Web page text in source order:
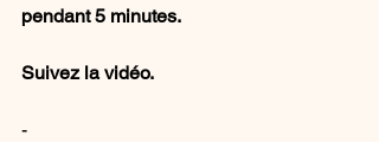
pendant 5 minutes.
Suivez la vidéo.
-